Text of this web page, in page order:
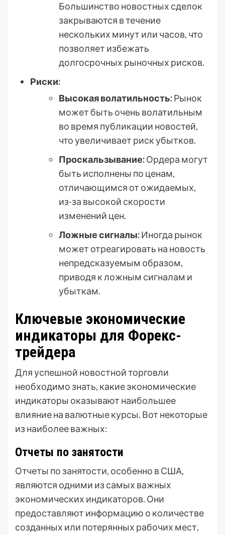
Большинство новостных сделок
закрываются в течение
нескольких минут или часов, что
позволяет избежать
долгосрочных рыночных рисков.
Риски:
Высокая волатильность:Рынок
может быть очень волатильным
во время публикации новостей,
что увеличивает риск убытков.
Проскальзывание:Ордера могут
быть исполнены по ценам,
отличающимся от ожидаемых,
из-за высокой скорости
изменений цен.
Ложные сигналы:Иногда рынок
может отреагировать на новость
непредсказуемым образом,
приводя к ложным сигналам и
убыткам.
Ключевые экономические
индикаторы для Форекс-
трейдера
Для успешной новостной торговли
необходимо знать, какие экономические
индикаторы оказывают наибольшее
влияние на валютные курсы. Вот некоторые
из наиболее важных:
Отчеты по занятости
Отчеты по занятости, особенно в США,
являются одними из самых важных
экономических индикаторов. Они
предоставляют информацию о количестве
созданных или потерянных рабочих мест,